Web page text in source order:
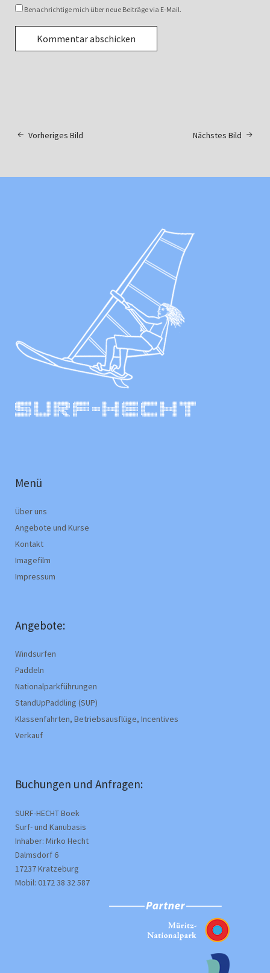
Benachrichtige mich über neue Beiträge via E-Mail.
Nächstes Bild
Vorheriges Bild
Menü
Über uns
Angebote und Kurse
Kontakt
Imagefilm
Impressum
Angebote:
Windsurfen
Paddeln
Nationalparkführungen
StandUpPaddling (SUP)
Klassenfahrten, Betriebsausflüge, Incentives
Verkauf
Buchungen und Anfragen:
SURF-HECHT Boek
Surf- und Kanubasis
Inhaber: Mirko Hecht
Dalmsdorf 6
17237 Kratzeburg
Mobil: 0172 38 32 587